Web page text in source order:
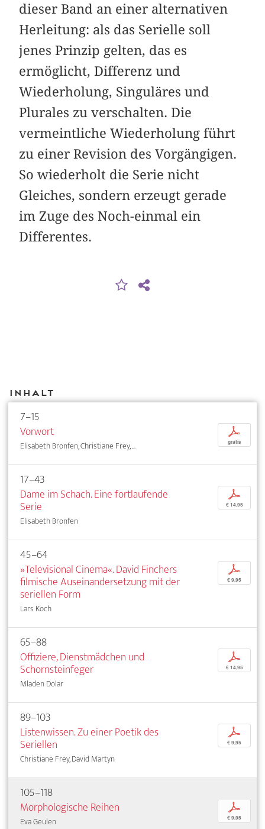
dieser Band an einer alternativen
Herleitung: als das Serielle soll
jenes Prinzip gelten, das es
ermöglicht, Differenz und
Wiederholung, Singuläres und
Plurales zu verschalten. Die
vermeintliche Wiederholung führt
zu einer Revision des Vorgängigen.
So wiederholt die Serie nicht
Gleiches, sondern erzeugt gerade
im Zuge des Noch-einmal ein
Differentes.
Inhalt
7–15
Vorwort
Elisabeth Bronfen, Christiane Frey, ...
p
gratis
17–43
Dame im Schach. Eine fortlaufende
Serie
Elisabeth Bronfen
p
€ 14,95
45–64
»Televisional Cinema«. David Finchers
filmische Auseinandersetzung mit der
seriellen Form
Lars Koch
p
€ 9,95
65–88
Offiziere, Dienstmädchen und
Schornsteinfeger
Mladen Dolar
p
€ 14,95
89–103
Listenwissen. Zu einer Poetik des
Seriellen
Christiane Frey, David Martyn
p
€ 9,95
105–118
Morphologische Reihen
Eva Geulen
p
€ 9,95